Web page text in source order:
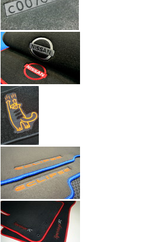
2 100 руб.
Оформить заказ
Звоните:
купить коврик в
Наши работы